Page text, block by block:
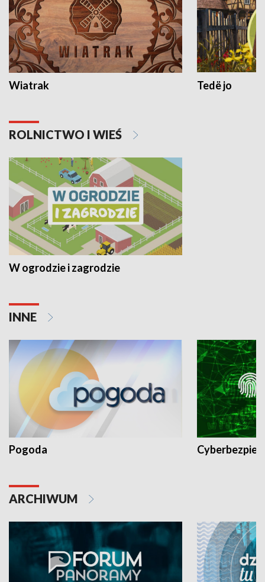
Wiatrak Tedë jo
ROLNICTWO I WIEŚ
W ogrodzie i zagrodzie
INNE
Pogoda
ARCHIWUM